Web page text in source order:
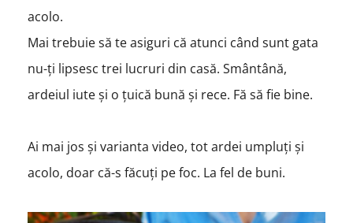
acolo.
Mai trebuie să te asiguri că atunci când sunt gata
nu-ți lipsesc trei lucruri din casă. Smântână,
ardeiul iute și o țuică bună și rece. Fă să fie bine.
Ai mai jos și varianta video, tot ardei umpluți și
acolo, doar că-s făcuți pe foc. La fel de buni.